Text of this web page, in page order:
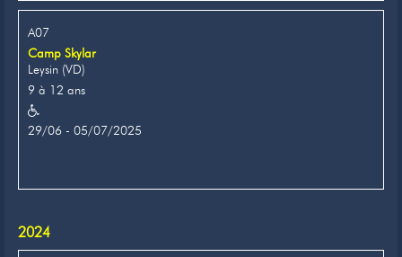
A07
Camp Skylar
Leysin (VD)
9 à 12 ans
29/06 - 05/07/2025
2024